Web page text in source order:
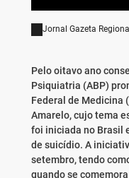
Jornal Gazeta Regional
Pelo oitavo ano
Psiquiatria (ABP)
Federal de Medicina
Amarelo, cujo tema
foi iniciada no Brasil
de suicídio. A
setembro, tendo
quando se